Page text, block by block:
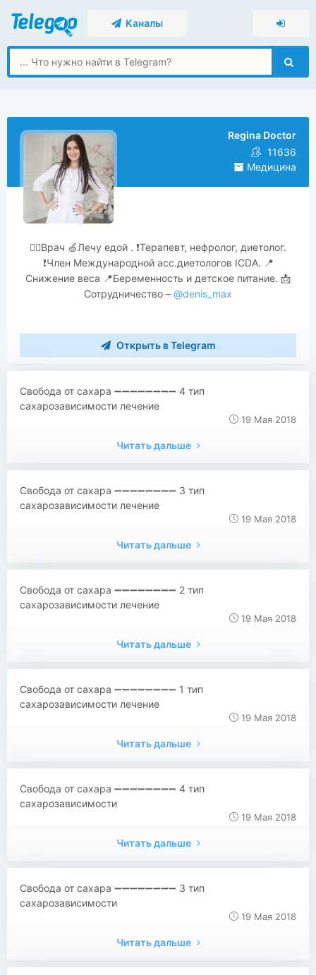
Каналы
Regina Doctor
11636
Медицина
👩‍⚕️Врач 🍏Лечу едой . ❗️Терапевт, нефролог, диетолог.
❗️Член Международной асс.диетологов ICDA. 📍
Снижение веса 📍Беременность и детское питание. 📩
Сотрудничество – @denis_max
Открыть в Telegram
Свобода от сахара ➖➖➖➖➖➖➖➖ 4 тип
сахарозависимости лечение
19 Мая 2018
Читать дальше
Свобода от сахара ➖➖➖➖➖➖➖➖ 3 тип
сахарозависимости лечение
19 Мая 2018
Читать дальше
Свобода от сахара ➖➖➖➖➖➖➖➖ 2 тип
сахарозависимости лечение
19 Мая 2018
Читать дальше
Свобода от сахара ➖➖➖➖➖➖➖➖ 1 тип
сахарозависимости лечение
19 Мая 2018
Читать дальше
Свобода от сахара ➖➖➖➖➖➖➖➖ 4 тип
сахарозависимости
19 Мая 2018
Читать дальше
Свобода от сахара ➖➖➖➖➖➖➖➖ 3 тип
сахарозависимости
19 Мая 2018
Читать дальше